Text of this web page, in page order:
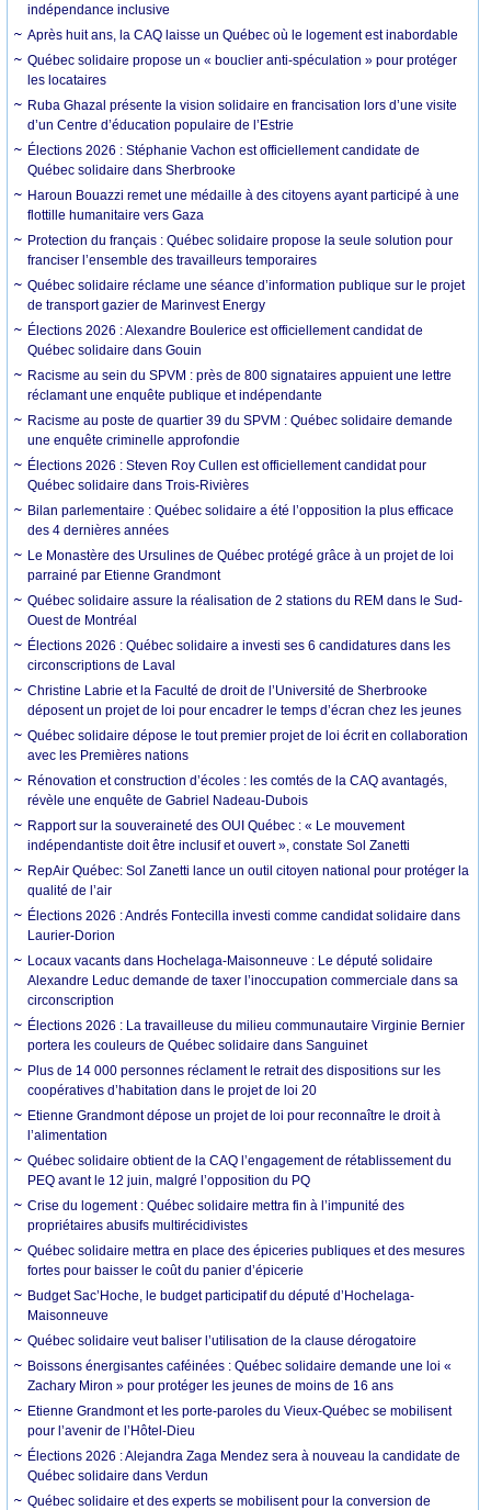
indépendance inclusive
Après huit ans, la CAQ laisse un Québec où le logement est inabordable
Québec solidaire propose un « bouclier anti-spéculation » pour protéger
les locataires
Ruba Ghazal présente la vision solidaire en francisation lors d’une visite
d’un Centre d’éducation populaire de l’Estrie
Élections 2026 : Stéphanie Vachon est officiellement candidate de
Québec solidaire dans Sherbrooke
Haroun Bouazzi remet une médaille à des citoyens ayant participé à une
flottille humanitaire vers Gaza
Protection du français : Québec solidaire propose la seule solution pour
franciser l’ensemble des travailleurs temporaires
Québec solidaire réclame une séance d’information publique sur le projet
de transport gazier de Marinvest Energy
Élections 2026 : Alexandre Boulerice est officiellement candidat de
Québec solidaire dans Gouin
Racisme au sein du SPVM : près de 800 signataires appuient une lettre
réclamant une enquête publique et indépendante
Racisme au poste de quartier 39 du SPVM : Québec solidaire demande
une enquête criminelle approfondie
Élections 2026 : Steven Roy Cullen est officiellement candidat pour
Québec solidaire dans Trois-Rivières
Bilan parlementaire : Québec solidaire a été l’opposition la plus efficace
des 4 dernières années
Le Monastère des Ursulines de Québec protégé grâce à un projet de loi
parrainé par Etienne Grandmont
Québec solidaire assure la réalisation de 2 stations du REM dans le Sud-
Ouest de Montréal
Élections 2026 : Québec solidaire a investi ses 6 candidatures dans les
circonscriptions de Laval
Christine Labrie et la Faculté de droit de l’Université de Sherbrooke
déposent un projet de loi pour encadrer le temps d’écran chez les jeunes
Québec solidaire dépose le tout premier projet de loi écrit en collaboration
avec les Premières nations
Rénovation et construction d’écoles : les comtés de la CAQ avantagés,
révèle une enquête de Gabriel Nadeau-Dubois
Rapport sur la souveraineté des OUI Québec : « Le mouvement
indépendantiste doit être inclusif et ouvert », constate Sol Zanetti
RepAir Québec: Sol Zanetti lance un outil citoyen national pour protéger la
qualité de l’air
Élections 2026 : Andrés Fontecilla investi comme candidat solidaire dans
Laurier-Dorion
Locaux vacants dans Hochelaga-Maisonneuve : Le député solidaire
Alexandre Leduc demande de taxer l’inoccupation commerciale dans sa
circonscription
Élections 2026 : La travailleuse du milieu communautaire Virginie Bernier
portera les couleurs de Québec solidaire dans Sanguinet
Plus de 14 000 personnes réclament le retrait des dispositions sur les
coopératives d’habitation dans le projet de loi 20
Etienne Grandmont dépose un projet de loi pour reconnaître le droit à
l’alimentation
Québec solidaire obtient de la CAQ l’engagement de rétablissement du
PEQ avant le 12 juin, malgré l’opposition du PQ
Crise du logement : Québec solidaire mettra fin à l’impunité des
propriétaires abusifs multirécidivistes
Québec solidaire mettra en place des épiceries publiques et des mesures
fortes pour baisser le coût du panier d’épicerie
Budget Sac’Hoche, le budget participatif du député d’Hochelaga-
Maisonneuve
Québec solidaire veut baliser l’utilisation de la clause dérogatoire
Boissons énergisantes caféinées : Québec solidaire demande une loi «
Zachary Miron » pour protéger les jeunes de moins de 16 ans
Etienne Grandmont et les porte-paroles du Vieux-Québec se mobilisent
pour l’avenir de l’Hôtel-Dieu
Élections 2026 : Alejandra Zaga Mendez sera à nouveau la candidate de
Québec solidaire dans Verdun
Québec solidaire et des experts se mobilisent pour la conversion de